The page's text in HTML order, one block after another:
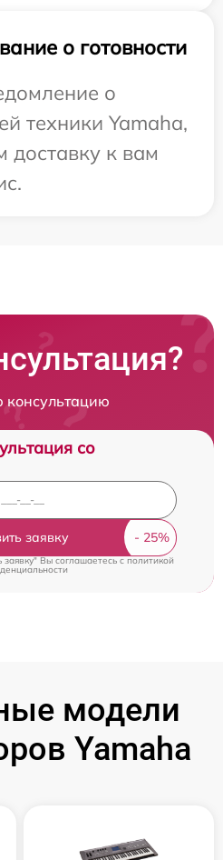
о готовности
о
техники Yamaha,
доставку к вам
консультацию
со
заявку
Вы соглашаетесь cполитикой
модели
Yamaha